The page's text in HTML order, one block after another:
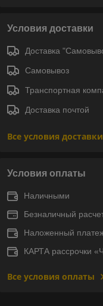
Условия доставки
Доставка
Самовывоз
Транспортная
Доставка почтой
Все условия доставки
Условия оплаты
Наличными
Безналичный
Наложенный
КАРТА рассрочки
Все условия оплаты